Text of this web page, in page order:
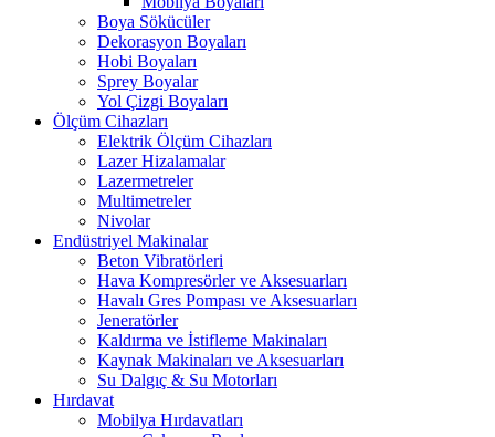
Boya Sökücüler
Dekorasyon Boyaları
Hobi Boyaları
Sprey Boyalar
Yol Çizgi Boyaları
Ölçüm Cihazları
Elektrik Ölçüm Cihazları
Lazer Hizalamalar
Lazermetreler
Multimetreler
Nivolar
Endüstriyel Makinalar
Beton Vibratörleri
Hava Kompresörler ve Aksesuarları
Havalı Gres Pompası ve Aksesuarları
Jeneratörler
Kaldırma ve İstifleme Makinaları
Kaynak Makinaları ve Aksesuarları
Su Dalgıç & Su Motorları
Hırdavat
Mobilya Hırdavatları